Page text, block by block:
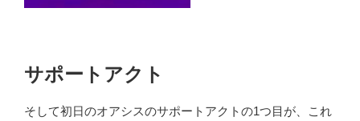
サポートアクト
そして初日のオアシスのサポートアクトの1つ目が、これ